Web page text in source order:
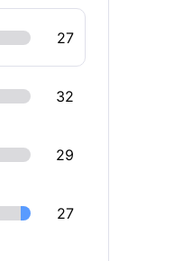
27
32
29
27